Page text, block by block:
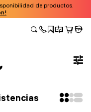
de productos.